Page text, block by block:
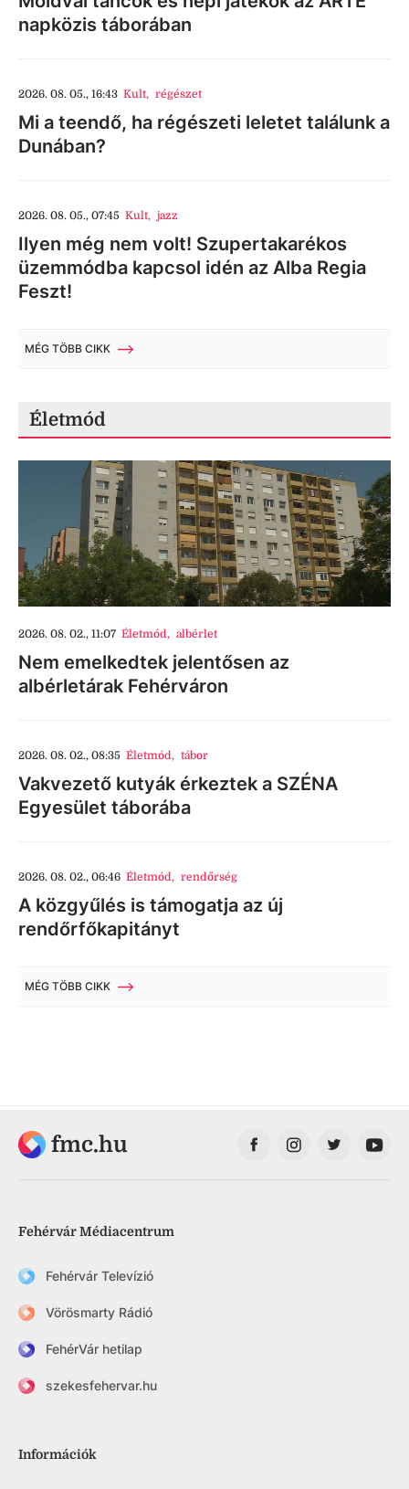
napközis táborában
2026. 08. 05., 16:43 Kult, régészet
Mi a teendő, ha régészeti leletet találunk a
Dunában?
2026. 08. 05., 07:45 Kult, jazz
Ilyen még nem volt! Szupertakarékos
üzemmódba kapcsol idén az Alba Regia
Feszt!
MÉG TÖBB CIKK
Életmód
2026. 08. 02., 11:07 Életmód, albérlet
Nem emelkedtek jelentősen az
albérletárak Fehérváron
2026. 08. 02., 08:35 Életmód, tábor
Vakvezető kutyák érkeztek a SZÉNA
Egyesület táborába
2026. 08. 02., 06:46 Életmód, rendőrség
A közgyűlés is támogatja az új
rendőrfőkapitányt
MÉG TÖBB CIKK
fmc.hu
Fehérvár Médiacentrum
Fehérvár Televízió
Vörösmarty Rádió
FehérVár hetilap
szekesfehervar.hu
Információk